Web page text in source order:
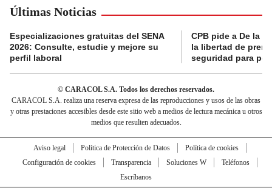
Últimas Noticias
Especializaciones gratuitas del SENA
2026: Consulte, estudie y mejore su
perfil laboral
CPB pide a De la
la libertad de
seguridad para
© CARACOL S.A. Todos los derechos reservados.
CARACOL S.A. realiza una reserva expresa de las reproducciones y usos de las obras
y otras prestaciones accesibles desde este sitio web a medios de lectura mecánica u otros
medios que resulten adecuados.
Aviso legal Política de Protección de Datos
Política de cookies
Configuración de cookies
Transparencia Soluciones W
Teléfonos
Escríbanos